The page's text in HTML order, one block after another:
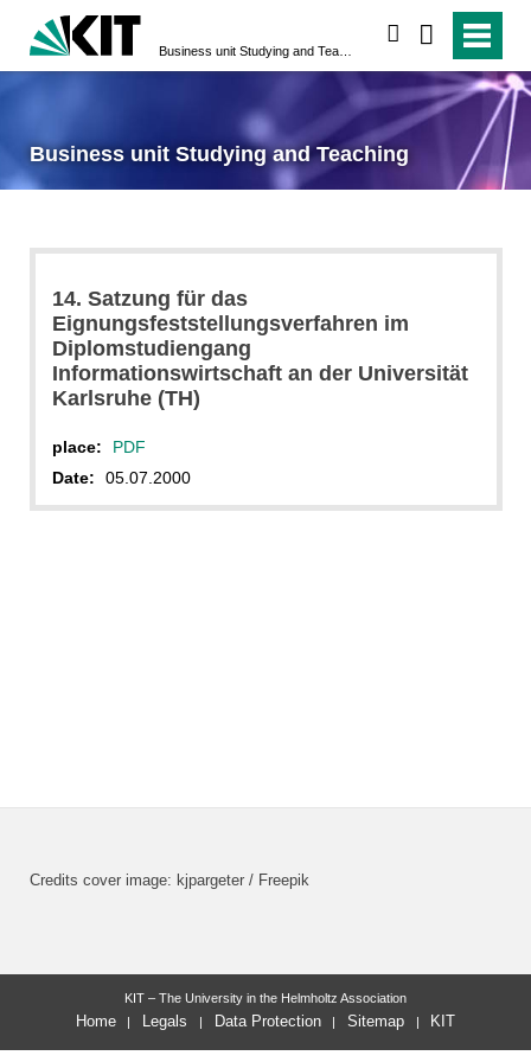
Business unit Studying and Teaching
14. Satzung für das
Eignungsfeststellungsverfahren im
Diplomstudiengang
Informationswirtschaft an der Universität
Karlsruhe (TH)
place:
PDF
Date:
05.07.2000
Credits cover image: kjpargeter / Freepik
KIT – The University in the Helmholtz Association
Home Legals Data Protection Sitemap KIT